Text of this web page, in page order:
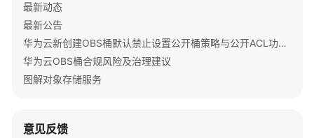
用
户
南
配
最新动态
最新公告
华为云新创建OBS桶默认禁止设置公开桶策略与公开ACL功能通知
华为云OBS桶合规风险及治理建议
图解对象存储服务
意见反馈